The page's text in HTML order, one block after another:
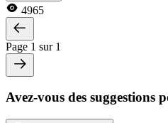
4965
Page 1 sur 1
Avez-vous des suggestions